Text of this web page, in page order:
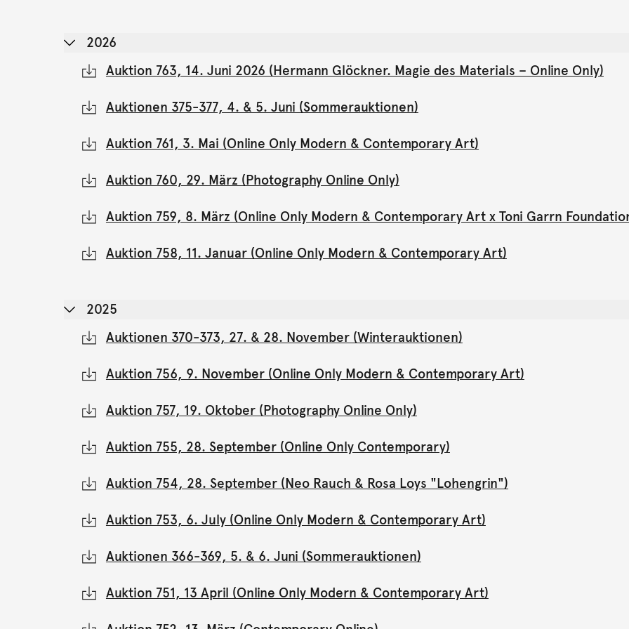
2026
Auktion 763, 14. Juni 2026 (Hermann Glöckner. Magie des Materials – Online Only)
Auktionen 375-377, 4. & 5. Juni (Sommerauktionen)
Auktion 761, 3. Mai (Online Only Modern & Contemporary Art)
Auktion 760, 29. März (Photography Online Only)
Auktion 759, 8. März (Online Only Modern & Contemporary Art x Toni Garrn
Auktion 758, 11. Januar (Online Only Modern & Contemporary Art)
2025
Auktionen 370-373, 27. & 28. November (Winterauktionen)
Auktion 756, 9. November (Online Only Modern & Contemporary Art)
Auktion 757, 19. Oktober (Photography Online Only)
Auktion 755, 28. September (Online Only Contemporary)
Auktion 754, 28. September (Neo Rauch & Rosa Loys "Lohengrin")
Auktion 753, 6. July (Online Only Modern & Contemporary Art)
Auktionen 366-369, 5. & 6. Juni (Sommerauktionen)
Auktion 751, 13 April (Online Only Modern & Contemporary Art)